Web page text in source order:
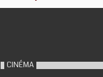
CINÉMA